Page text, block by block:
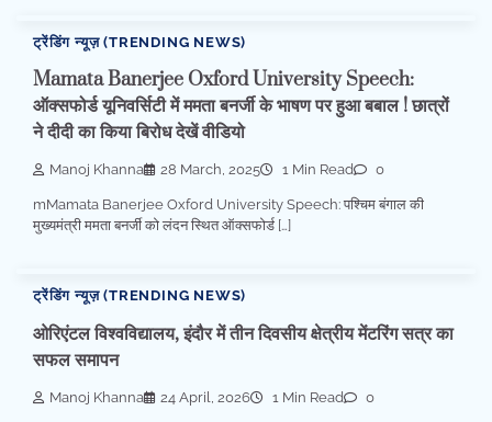
ट्रेंडिंग न्यूज़ (TRENDING NEWS)
Mamata Banerjee Oxford University Speech:
ऑक्सफोर्ड यूनिवर्सिटी में ममता बनर्जी के भाषण पर हुआ बबाल ! छात्रों
ने दीदी का किया बिरोध देखें वीडियो
Manoj Khanna 28 March, 2025 1 Min Read 0
mMamata Banerjee Oxford University Speech: पश्चिम बंगाल की
मुख्यमंत्री ममता बनर्जी को लंदन स्थित ऑक्सफोर्ड […]
ट्रेंडिंग न्यूज़ (TRENDING NEWS)
ओरिएंटल विश्वविद्यालय, इंदौर में तीन दिवसीय क्षेत्रीय मेंटरिंग सत्र का
सफल समापन
Manoj Khanna 24 April, 2026 1 Min Read 0